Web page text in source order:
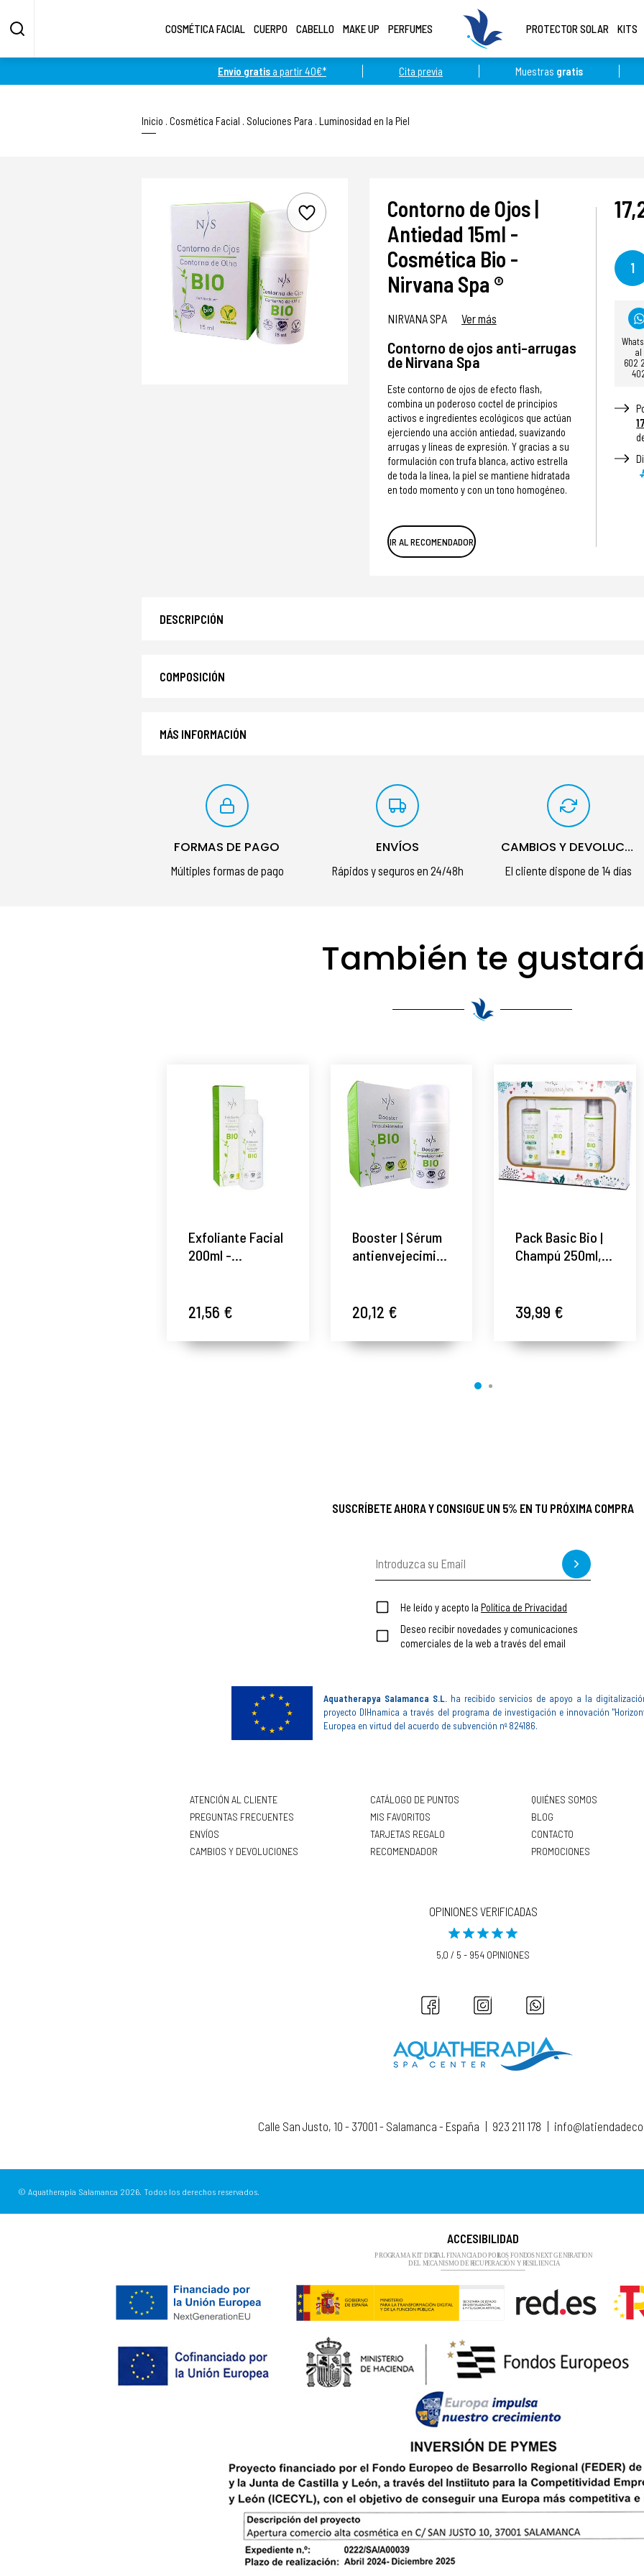
Envío gratis a partir 40€* Cita previa Muestras gratis
COSMÉTICA FACIAL CUERPO CABELLO MAKE UP PERFUMES PROTECTOR SOLAR KITS
Inicio Cosmética Facial Soluciones Para Luminosidad en la Piel
Contorno de Ojos |
Antiedad 15ml -
Cosmética Bio -
Nirvana Spa ®
NIRVANA SPA Ver más
Contorno de ojos anti-arrugas
de Nirvana Spa
Este contorno de ojos de efecto flash,
combina un poderoso coctel de principios
activos e ingredientes ecológicos que actúan
ejerciendo una acción antiedad, suavizando
arrugas y líneas de expresión. Y gracias a su
formulación con trufa blanca, activo estrella
de toda la línea, la piel se mantiene hidratada
en todo momento y con un tono homogéneo.
IR AL RECOMENDADOR
1
al
602
17
DESCRIPCIÓN
COMPOSICIÓN
MÁS INFORMACIÓN
FORMAS DE PAGO
Múltiples formas de pago
ENVÍOS
Rápidos y seguros en 24/48h
CAMBIOS Y DEVOLUCIONES
El cliente dispone de 14 días
También te gustará
Exfoliante Facial
200ml -
21,56 €
Booster | Sérum
antienvejecimiento
Nirvana Spa ®
20,12 €
Pack Basic Bio |
Champú 250ml,
200ml - Nirvana
39,99 €
SUSCRÍBETE AHORA Y CONSIGUE UN 5% EN TU PRÓXIMA COMPRA
He leído y acepto la Política de Privacidad
Deseo recibir novedades y comunicaciones
comerciales de la web a través del email
Aquatherapya Salamanca S.L. ha recibido servicios de apoyo a la
proyecto DIHnamica a través del programa de investigación e innovación
Europea en virtud del acuerdo de subvención nº 824186.
ATENCIÓN AL CLIENTE
PREGUNTAS FRECUENTES
ENVÍOS
CAMBIOS Y DEVOLUCIONES
CATÁLOGO DE PUNTOS
MIS FAVORITOS
TARJETAS REGALO
RECOMENDADOR
QUIÉNES SOMOS
BLOG
CONTACTO
PROMOCIONES
OPINIONES VERIFICADAS
5,0 / 5 - 954 OPINIONES
Calle San Justo, 10 - 37001 - Salamanca - España 923 211 178
© Aquatherapia Salamanca 2026. Todos los derechos reservados.
ACCESIBILIDAD